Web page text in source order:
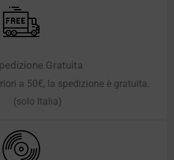
Gratuita
a 50€, la spedizione è gratuita.
(solo Italia)